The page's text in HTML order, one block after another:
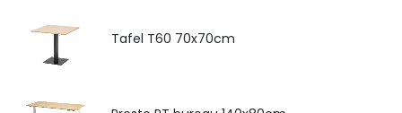
Tafel T60 70x70cm